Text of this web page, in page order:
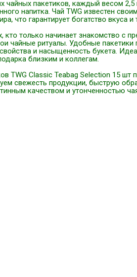
чайных пакетиков, каждый весом
напитка. Чай TWG известен
что гарантирует богатство вкуса
только начинает знакомство с
чайные ритуалы. Удобные пакетики
и насыщенность букета.
близким и коллегам.
TWG Classic Teabag Selection 15 шт
свежесть продукции, быструю
качеством и утонченностью